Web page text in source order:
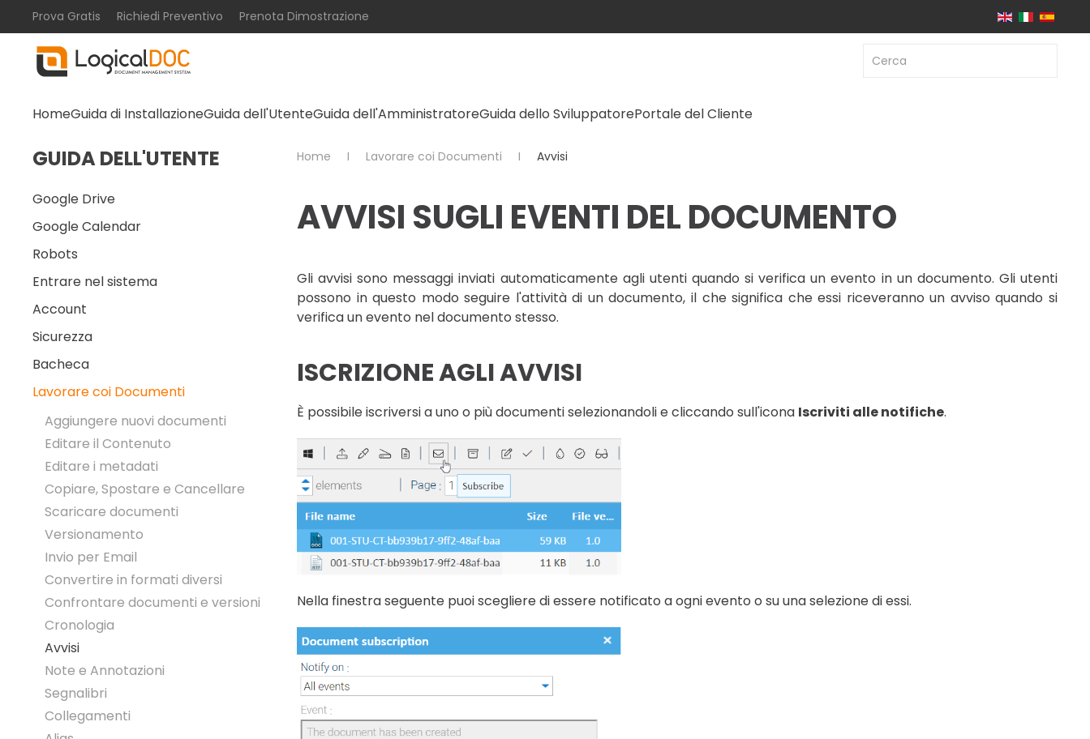
Skip to main content
Prova Gratis Richiedi Preventivo Prenota Dimostrazione
HomeGuida di InstallazioneGuida dell'UtenteGuida dell'AmministratoreGuida dello SviluppatorePortale del Cliente
Home Lavorare coi Documenti Avvisi
AVVISI SUGLI EVENTI DEL DOCUMENTO
Gli avvisi sono messaggi inviati automaticamente agli utenti quando si verifica un evento in un documento. Gli utenti
possono in questo modo seguire l'attività di un documento, il che significa che essi riceveranno un avviso quando si
verifica un evento nel documento stesso.
ISCRIZIONE AGLI AVVISI
È possibile iscriversi a uno o più documenti selezionandoli e cliccando sull'icona Iscriviti alle notifiche.
Nella finestra seguente puoi scegliere di essere notificato a ogni evento o su una selezione di essi.
GUIDA DELL'UTENTE
Google Drive
Google Calendar
Robots
Entrare nel sistema
Account
Sicurezza
Bacheca
Lavorare coi Documenti
Aggiungere nuovi documenti
Editare il Contenuto
Editare i metadati
Copiare, Spostare e Cancellare
Scaricare documenti
Versionamento
Invio per Email
Convertire in formati diversi
Confrontare documenti e versioni
Cronologia
Avvisi
Note e Annotazioni
Segnalibri
Collegamenti